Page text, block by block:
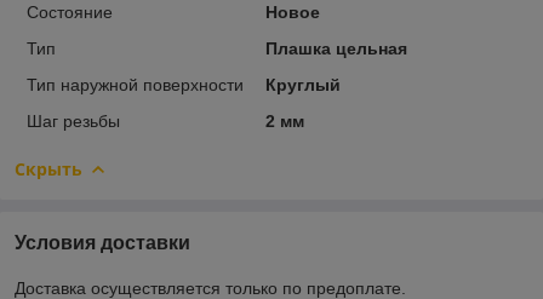
Состояние
Новое
Тип
Плашка цельная
Тип наружной поверхности
Круглый
Шаг резьбы
2 мм
Скрыть
Условия доставки
Доставка осуществляется только по предоплате.